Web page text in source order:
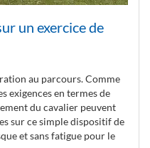
un exercice de
au parcours. Comme
exigences en termes de
du cavalier peuvent
sur ce simple dispositif de
et sans fatigue pour le